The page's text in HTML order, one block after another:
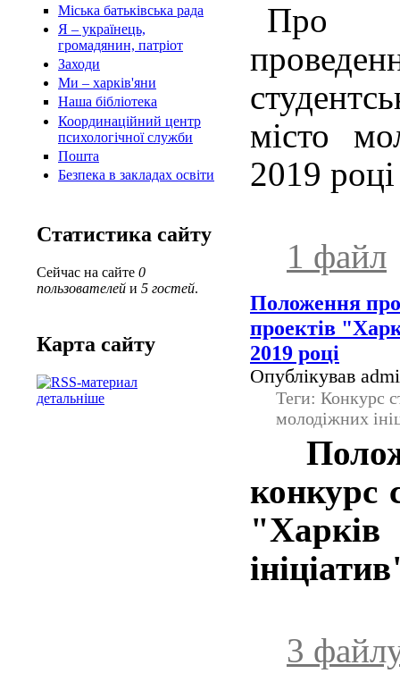
Міська батьківська рада
Я – українець,
громадянин, патріот
Заходи
Ми – харків'яни
Наша бібліотека
Координаційний центр
психологічної служби
Пошта
Безпека в закладах освіти
Статистика сайту
Сейчас на сайте 0
пользователей и 5 гостей.
Карта сайту
детальніше
місто
2019 році
1 файл
Положення
проектів
2019 році
Опублікував
Теги: Конкурс
молодіжних
конкурс
3